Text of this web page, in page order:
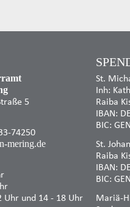
5
74250
mering.de
Uhr und 14 - 18 Uhr
St.
Inh:
Raiba
IBAN:
BIC:
St.
Raiba
IBAN:
BIC:
Mariä-